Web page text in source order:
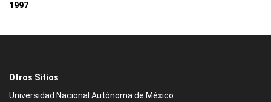
1997
Otros Sitios
Universidad Nacional Autónoma de México